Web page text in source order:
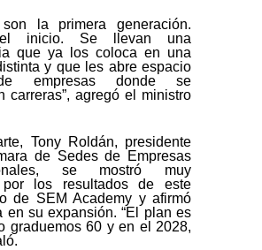
son la primera generación.
el inicio. Se llevan una
que ya los coloca en una
y que les abre espacio
empresas donde se
carreras”, agregó el ministro
Tony Roldán, presidente
de Sedes de Empresas
se mostró muy
por los resultados de este
de SEM Academy y afirmó
en su expansión. “El plan es
graduemos 60 y en el 2028,